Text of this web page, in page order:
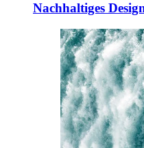
Nachhaltiges